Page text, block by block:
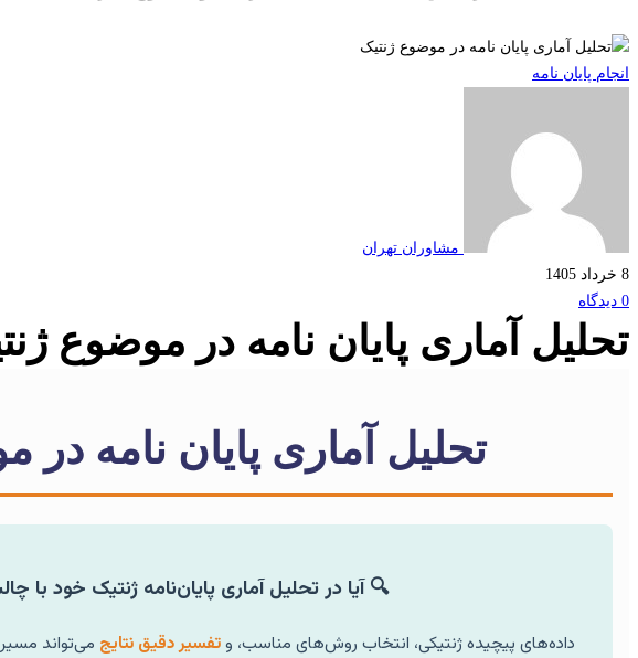
انجام پایان نامه
مشاوران تهران
8 خرداد 1405
0 دیدگاه
تحلیل آماری پایان نامه در موضوع
تحلیل آماری پایان نامه در
🔍 آیا در تحلیل آماری پایان‌نامه ژنتیک خود با
داده‌های پیچیده ژنتیکی، انتخاب روش‌های مناسب، وتفسیر دقیق نتایج می‌تواند